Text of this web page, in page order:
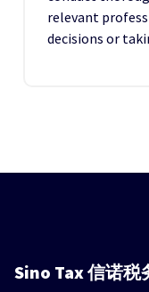
relevant
decisions or
Sino Tax信诺税